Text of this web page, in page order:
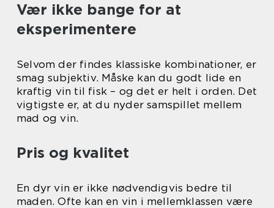
Vær ikke bange for at
eksperimentere
Selvom der findes klassiske kombinationer, er
smag subjektiv. Måske kan du godt lide en
kraftig vin til fisk – og det er helt i orden. Det
vigtigste er, at du nyder samspillet mellem
mad og vin.
Pris og kvalitet
En dyr vin er ikke nødvendigvis bedre til
maden. Ofte kan en vin i mellemklassen være